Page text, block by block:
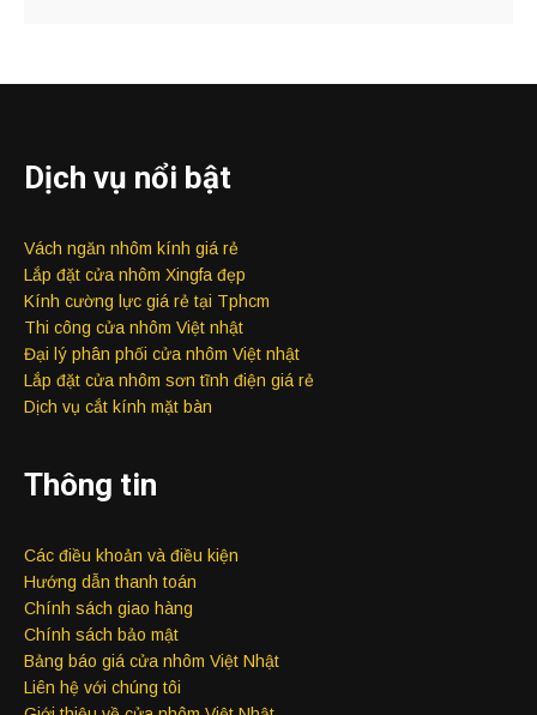
Dịch vụ nổi bật
Vách ngăn nhôm kính giá rẻ
Lắp đặt cửa nhôm Xingfa đẹp
Kính cường lực giá rẻ tại Tphcm
Thi công cửa nhôm Việt nhật
Đại lý phân phối cửa nhôm Việt nhật
Lắp đặt cửa nhôm sơn tĩnh điện giá rẻ
Dịch vụ cắt kính mặt bàn
Thông tin
Các điều khoản và điều kiện
Hướng dẫn thanh toán
Chính sách giao hàng
Chính sách bảo mật
Bảng báo giá cửa nhôm Việt Nhật
Liên hệ với chúng tôi